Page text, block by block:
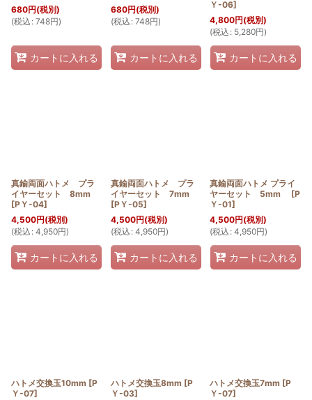
680円(税別)
(税込 : 748円)
カートに入れる
680円(税別)
(税込 : 748円)
カートに入れる
Ｙ-06]
4,800円(税別)
(税込 : 5,280円)
カートに入れる
真鍮両面ハトメ プラ
イヤーセット 8mm
[PＹ-04]
4,500円(税別)
(税込 : 4,950円)
カートに入れる
真鍮両面ハトメ プラ
イヤーセット 7mm
[PＹ-05]
4,500円(税別)
(税込 : 4,950円)
カートに入れる
真鍮両面ハトメ プライ
ヤーセット 5mm
[P
Ｙ-01]
4,500円(税別)
(税込 : 4,950円)
カートに入れる
ハトメ交換玉10mm [P
Ｙ-07]
ハトメ交換玉8mm [P
Ｙ-03]
ハトメ交換玉7mm [P
Ｙ-07]